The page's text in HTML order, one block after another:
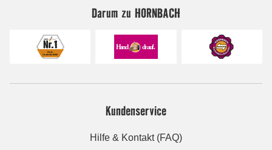
Darum zu HORNBACH
Kundenservice
Hilfe & Kontakt (FAQ)